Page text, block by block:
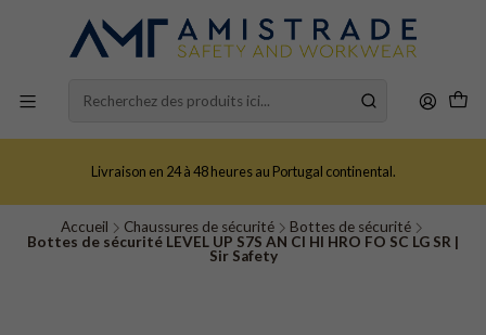
Livraison en 24 à 48 heures au Portugal continental.
Accueil Chaussures de sécurité
Bottes de sécurité
Bottes de sécurité LEVEL UP S7S AN CI HI HRO FO SC LG SR |
Sir Safety